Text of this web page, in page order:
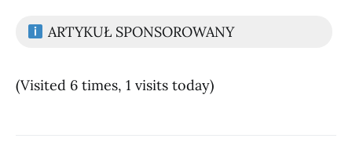
ARTYKUŁ SPONSOROWANY
(Visited 6 times, 1 visits today)